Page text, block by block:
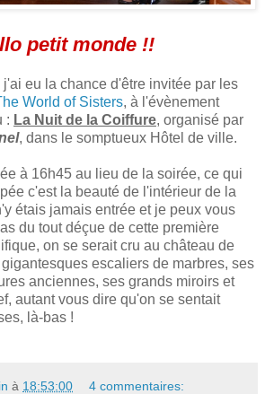
petit monde !!
eu la chance d'être invitée par les
World of Sisters, à l'évènement
: La Nuit de la Coiffure, organisé par
, dans le somptueux Hôtel de ville.
à 16h45 au lieu de la soirée, ce qui
c'est la beauté de l'intérieur de la
étais jamais entrée et je peux vous
du tout déçue de cette première
on se serait cru au château de
escaliers de marbres, ses
anciennes, ses grands miroirs et
autant vous dire qu'on se sentait
là-bas !
à 18:53:00 4 commentaires: